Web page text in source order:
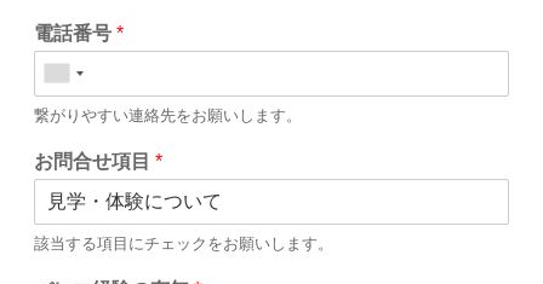
電話番号*
繋がりやすい連絡先をお願いします。
お問合せ項目*
該当する項目にチェックをお願いします。